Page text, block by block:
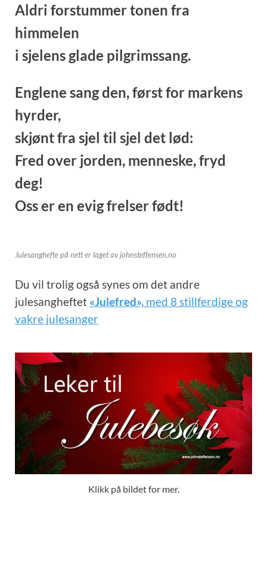
Aldri forstummertonen fra
himmelen
i sjelens glade pilgrimssang.
Englene sang den,først for markens
hyrder,
skjønt fra sjel til sjel det lød:
Fred over jorden, menneske, fryd
deg!
Oss er en evig frelser født!
Julesanghefte på nett er laget av johnsteffensen.no
Du vil trolig også synes om det andre
julesangheftet «Julefred», med 8 stillferdige og
vakre julesanger
Klikk på bildet for mer.